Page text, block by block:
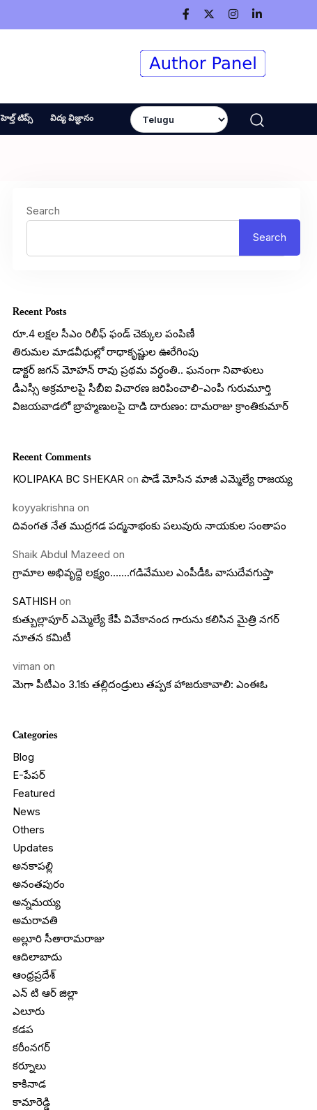
హెల్త్ టిప్స్ విద్య విజ్ఞానం
Search
Search
Recent Posts
రూ.4 లక్షల సీఎం రిలీఫ్ ఫండ్ చెక్కుల పంపిణీ
తిరుమల మాడవీధుల్లో రాధాకృష్ణుల ఊరేగింపు
డాక్టర్ జగన్ మోహన్ రావు ప్రథమ వర్ధంతి.. ఘనంగా నివాళులు
డీఎస్సీ అక్రమాలపై సీబీఐ విచారణ జరిపించాలి-ఎంపీ గురుమూర్తి
విజయవాడలో బ్రాహ్మణులపై దాడి దారుణం: దామరాజు క్రాంతికుమార్
Recent Comments
KOLIPAKA BC SHEKAR onపాడే మోసిన మాజీ ఎమ్మెల్యే రాజయ్య
koyyakrishna on
దివంగత నేత ముద్రగడ పద్మనాభంకు పలువురు నాయకుల సంతాపం
Shaik Abdul Mazeed on
గ్రామాల అభివృద్దె లక్ష్యం…….గడివేముల ఎంపీడీఓ వాసుదేవగుప్తా
SATHISH on
కుత్బుల్లాపూర్ ఎమ్మెల్యే కేపీ వివేకానంద గారును కలిసిన మైత్రి నగర్
నూతన కమిటీ
viman on
మెగా పీటీఎం 3.1కు తల్లిదండ్రులు తప్పక హాజరుకావాలి: ఎంఈఓ
Categories
Blog
E-పేపర్
Featured
News
Others
Updates
అనకాపల్లి
అనంతపురం
అన్నమయ్య
అమరావతి
అల్లూరి సీతారామరాజు
ఆదిలాబాదు
ఆంధ్రప్రదేశ్
ఎన్ టి ఆర్ జిల్లా
ఎలూరు
కడప
కరీంనగర్
కర్నూలు
కాకినాడ
కామారెడ్డి